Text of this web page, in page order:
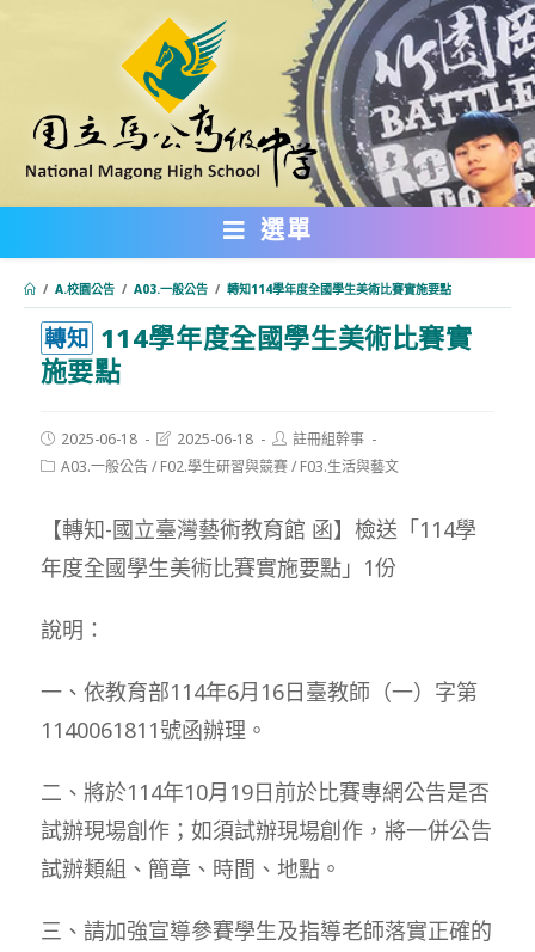
內
選單
/ A.校園公告 / A03.一般公告 / 轉知114學年度全國學生美術比賽實施要點
轉知 114學年度全國學生美術比賽實
施要點
Post
published:
2025-06-18
Post
modified:
2025-06-18
Post
author:
註冊組幹事
PostA03.一般公告/ F02.學生研習與競賽/ F03.生活與藝文
【轉知-國立臺灣藝術教育館 函】檢送「114學
年度全國學生美術比賽實施要點」1份
說明：
一、依教育部114年6月16日臺教師（一）字第
1140061811號函辦理。
二、將於114年10月19日前於比賽專網公告是否
試辦現場創作；如須試辦現場創作，將一併公告
試辦類組、簡章、時間、地點。
三、請加強宣導參賽學生及指導老師落實正確的